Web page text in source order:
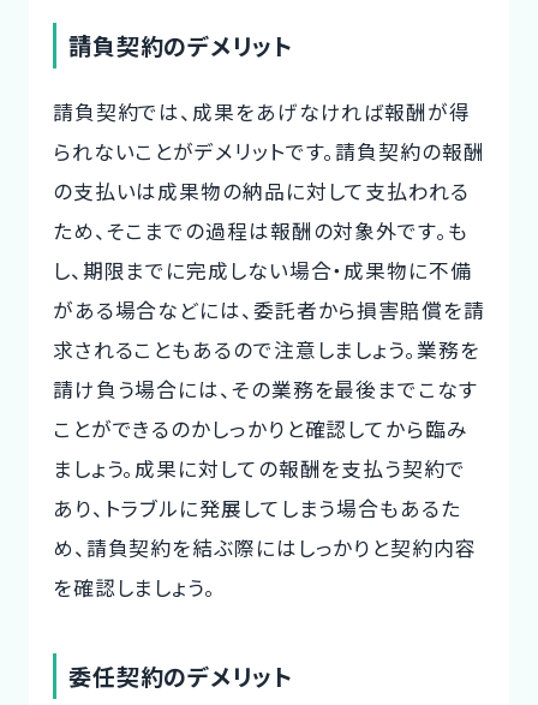
請負契約のデメリット
請負契約では、成果をあげなければ報酬が得
られないことがデメリットです。請負契約の報酬
の支払いは成果物の納品に対して支払われる
ため、そこまでの過程は報酬の対象外です。も
し、期限までに完成しない場合・成果物に不備
がある場合などには、委託者から損害賠償を請
求されることもあるので注意しましょう。業務を
請け負う場合には、その業務を最後までこなす
ことができるのかしっかりと確認してから臨み
ましょう。成果に対しての報酬を支払う契約で
あり、トラブルに発展してしまう場合もあるた
め、請負契約を結ぶ際にはしっかりと契約内容
を確認しましょう。
委任契約のデメリット